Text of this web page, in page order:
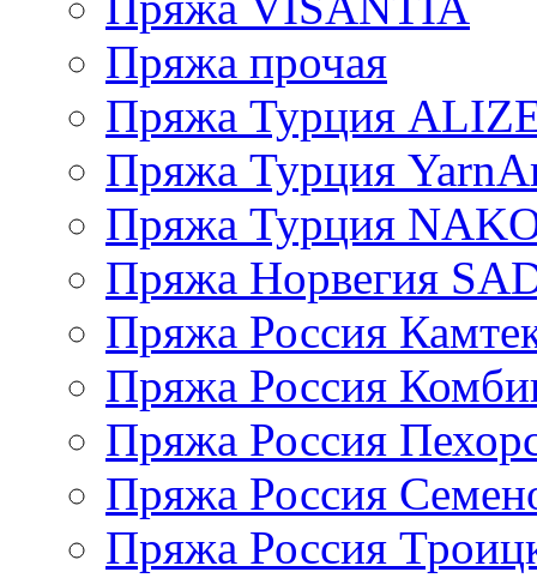
Пряжа прочая
Пряжа Турция
Пряжа Турция
Пряжа Турция
Пряжа Норвегия
Пряжа Россия
Пряжа Россия
Пряжа Россия
Пряжа Россия
Пряжа Россия